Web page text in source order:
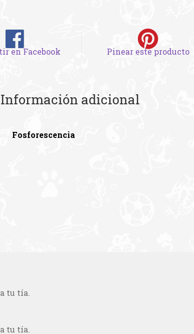
en Facebook Pinear este producto
Información adicional
Fosforescencia
tu tía.
tu tía.